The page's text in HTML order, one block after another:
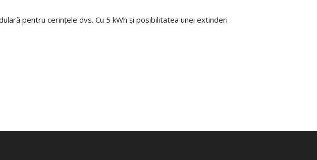
pentru cerințele dvs. Cu 5 kWh și posibilitatea unei extinderi